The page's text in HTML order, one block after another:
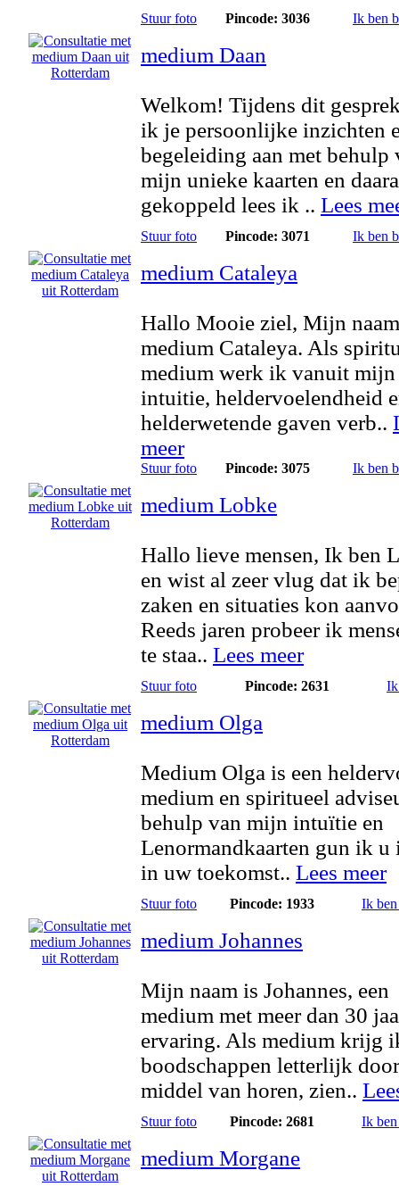
Stuur foto Pincode: 3036 Ik ben
medium Daan
Welkom! Tijdens dit
ik je persoonlijke inzichten
begeleiding aan met behulp
mijn unieke kaarten en
gekoppeld lees ik .. Lees
Stuur foto Pincode: 3071 Ik ben
medium Cataleya
Hallo Mooie ziel, Mijn
medium Cataleya. Als
medium werk ik vanuit mijn
intuitie, heldervoelendheid
helderwetende gaven verb..
meer
Stuur foto Pincode: 3075 Ik ben
medium Lobke
Hallo lieve mensen, Ik ben
en wist al zeer vlug dat ik
zaken en situaties kon
Reeds jaren probeer ik
te staa.. Lees meer
Stuur foto Pincode: 2631 Ik
medium Olga
Medium Olga is een
medium en spiritueel
behulp van mijn intuïtie en
Lenormandkaarten gun ik u
in uw toekomst.. Lees meer
Stuur foto Pincode: 1933 Ik
medium Johannes
Mijn naam is Johannes, een
medium met meer dan 30
ervaring. Als medium krijg
boodschappen letterlijk
middel van horen, zien..
Stuur foto Pincode: 2681 Ik
medium Morgane